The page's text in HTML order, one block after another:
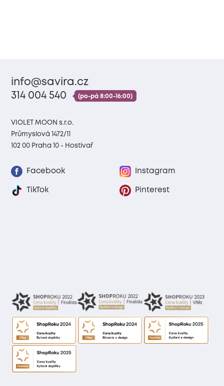
info@savira.cz
314 004 540
(po-pá 8:00-16:00)
VIOLET MOON s.r.o.
Průmyslová 1472/11
102 00 Praha 10 - Hostivař
Facebook Instagram
TikTok Pinterest